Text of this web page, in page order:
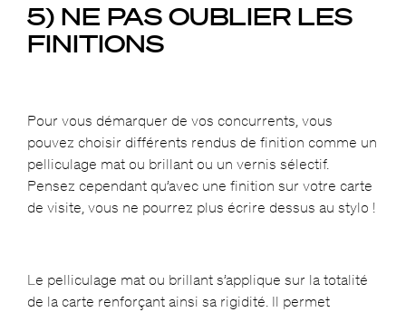
5) NE PAS OUBLIER LES
FINITIONS
Pour vous démarquer de vos concurrents, vous
pouvez choisir différents rendus de finition comme un
pelliculage mat ou brillant ou un vernis sélectif.
Pensez cependant qu’avec une finition sur votre carte
de visite, vous ne pourrez plus écrire dessus au stylo !
Le pelliculage mat ou brillant s’applique sur la totalité
de la carte renforçant ainsi sa rigidité. Il permet